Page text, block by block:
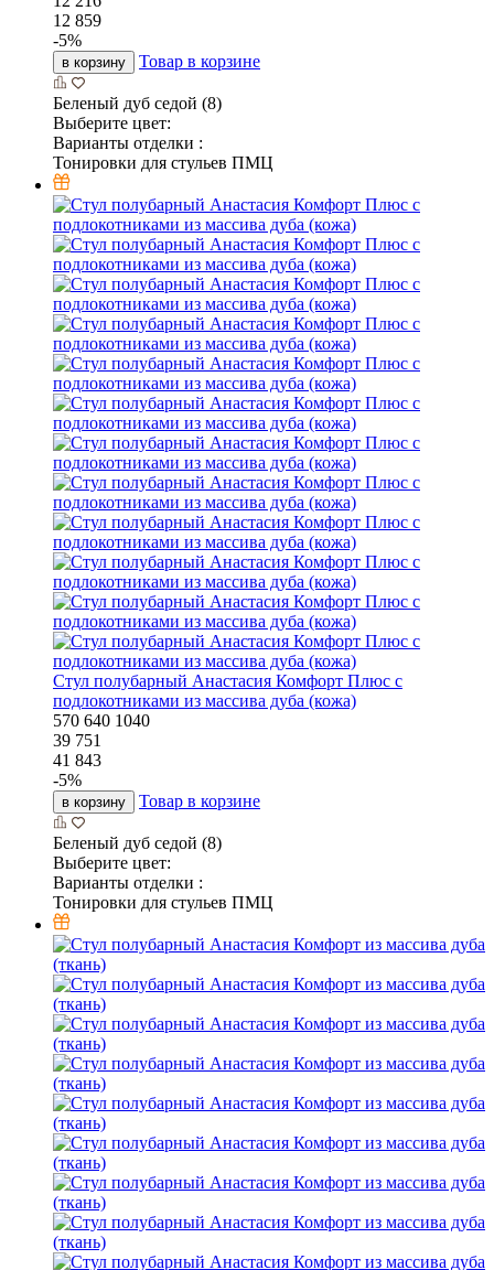
12 859
-5%
в корзину Товар в корзине
Беленый дуб седой (8)
Выберите цвет:
Варианты отделки :
Тонировки для стульев ПМЦ
Стул полубарный Анастасия Комфорт Плюс с
подлокотниками из массива дуба (кожа)
570 640 1040
39 751
41 843
-5%
в корзину Товар в корзине
Беленый дуб седой (8)
Выберите цвет:
Варианты отделки :
Тонировки для стульев ПМЦ